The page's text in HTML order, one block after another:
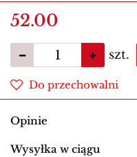
52.00
szt.
Do przechowalni
Opinie
Wysyłka w ciągu